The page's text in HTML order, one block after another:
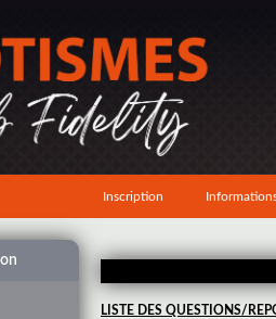
Inscription
LISTE DES QUESTIONS/